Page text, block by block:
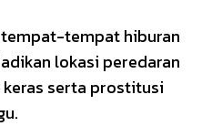
tempat hiburan
lokasi peredaran
serta prostitusi